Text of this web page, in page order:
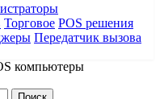
Торговое POS решения
Передатчик вызова
компьютеры